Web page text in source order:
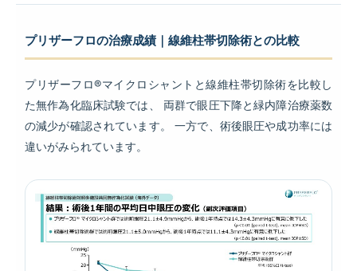
プリザーフロの治療成績｜線維柱帯切除術との比較
プリザーフロ®マイクロシャントと線維柱帯切除術を比較し
た無作為化臨床試験では、 両群で眼圧下降と緑内障治療薬数
の減少が確認されています。 一方で、術後眼圧や成功率には
違いがみられています。